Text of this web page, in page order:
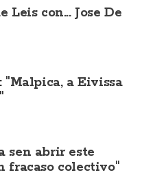
con... Jose De
"Malpica, a Eivissa
sen abrir este
fracaso colectivo"